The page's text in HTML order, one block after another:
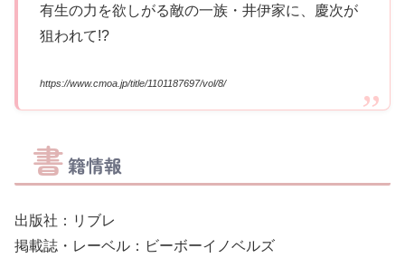
有生の力を欲しがる敵の一族・井伊家に、慶次が
狙われて!?
https://www.cmoa.jp/title/1101187697/vol/8/
書籍情報
出版社：リブレ
掲載誌・レーベル：ビーボーイノベルズ